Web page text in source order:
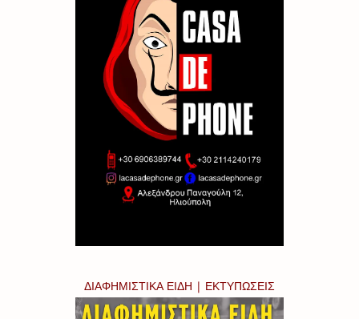
ΔΙΑΦΗΜΙΣΤΙΚΑ ΕΙΔΗ | ΕΚΤΥΠΩΣΕΙΣ